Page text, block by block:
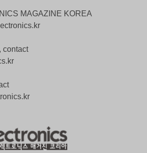
MAGAZINE KOREA
contact